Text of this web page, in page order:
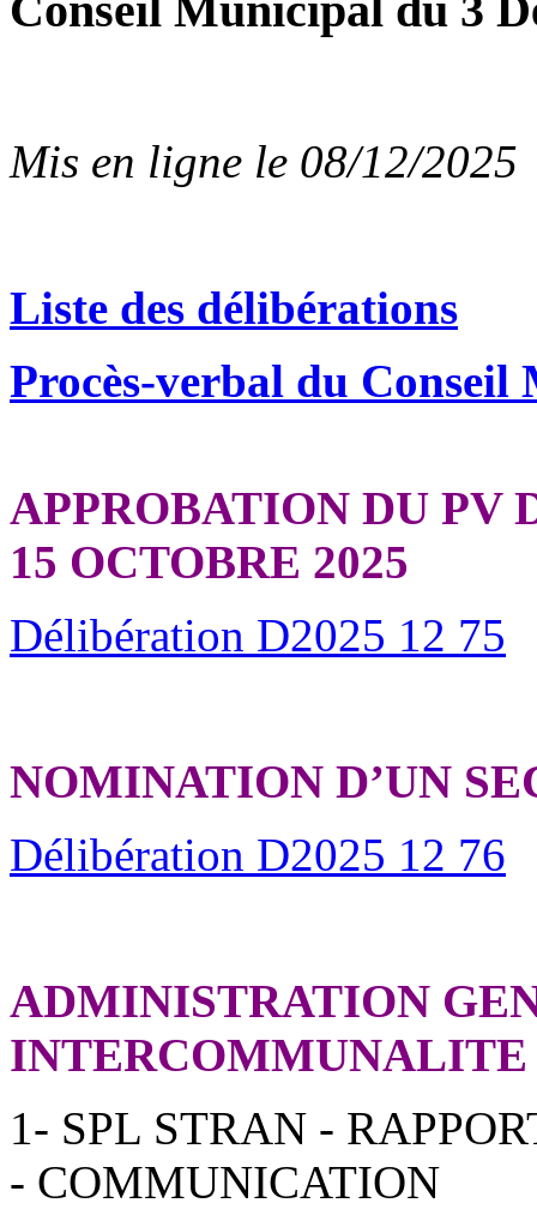
Mis en ligne le 08/12/2025
Liste des délibérations
Procès-verbal du Conseil
APPROBATION DU PV
15 OCTOBRE 2025
Délibération D2025 12 75
NOMINATION D’UN
Délibération D2025 12 76
ADMINISTRATION
INTERCOMMUNALITE
1- SPL STRAN -
- COMMUNICATION